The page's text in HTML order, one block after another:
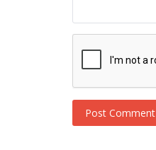
Post Comment